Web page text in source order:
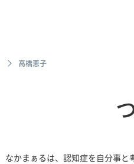
高橋恵子
なかまぁるは、認知症を自分事と